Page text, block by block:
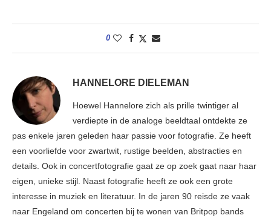
0
HANNELORE DIELEMAN
Hoewel Hannelore zich als prille twintiger al
verdiepte in de analoge beeldtaal ontdekte ze
pas enkele jaren geleden haar passie voor fotografie. Ze heeft
een voorliefde voor zwartwit, rustige beelden, abstracties en
details. Ook in concertfotografie gaat ze op zoek gaat naar haar
eigen, unieke stijl. Naast fotografie heeft ze ook een grote
interesse in muziek en literatuur. In de jaren 90 reisde ze vaak
naar Engeland om concerten bij te wonen van Britpop bands